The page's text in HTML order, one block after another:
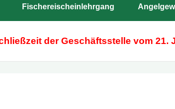
Fischereischeinlehrgang
der Geschäftsstelle vom 21.